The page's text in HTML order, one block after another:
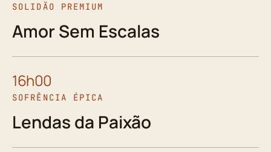
SOLIDÃO PREMIUM
Amor Sem Escalas
16h00
SOFRÊNCIA ÉPICA
Lendas da Paixão